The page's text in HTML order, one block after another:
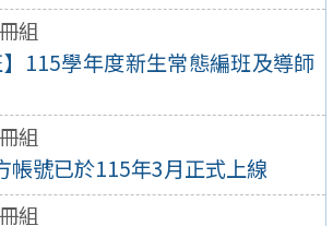
組
】115學年度新生常態編班及導師
組
帳號已於115年3月正式上線
組